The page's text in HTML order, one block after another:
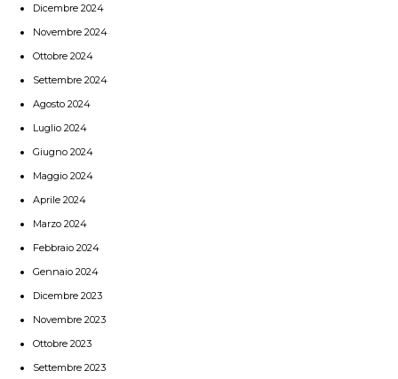
Dicembre 2024
Novembre 2024
Ottobre 2024
Settembre 2024
Agosto 2024
Luglio 2024
Giugno 2024
Maggio 2024
Aprile 2024
Marzo 2024
Febbraio 2024
Gennaio 2024
Dicembre 2023
Novembre 2023
Ottobre 2023
Settembre 2023